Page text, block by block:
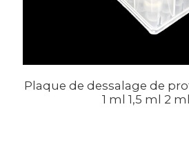
Plaque de dessalage de
1 ml 1,5 ml 2 ml